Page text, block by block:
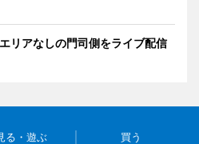
リアなしの門司側をライブ配信
る・遊ぶ 買う